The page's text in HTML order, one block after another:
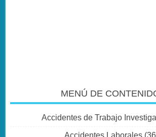
MENÚ DE
Accidentes de Trabajo